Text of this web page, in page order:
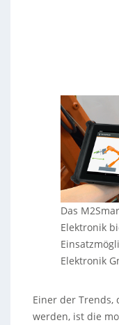
Das
Elektronik
Elektronik
Einer der Trends,
werden, ist die